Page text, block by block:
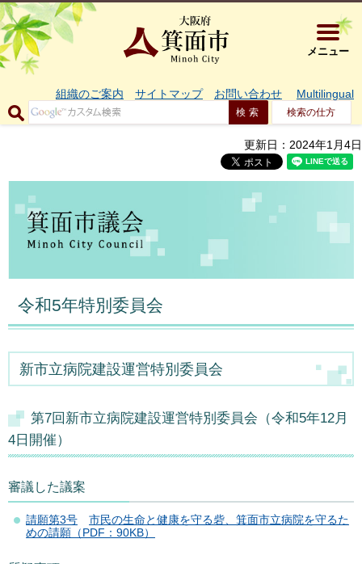
大阪府箕
メニュー
組織のご案内 サイトマップ お問い合わせ Multilingual
検索の仕方
更新日：2024年1月4日
令和5年特別委員会
新市立病院建設運営特別委員会
第7回新市立病院建設運営特別委員会（令和5年12月
4日開催）
審議した議案
請願第3号
市民の生命と健康を守る砦、箕面市立病院を守るた
めの請願 （PDF：90KB）